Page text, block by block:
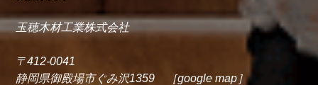
玉穂木材工業株式会社
〒412-0041
静岡県御殿場市ぐみ沢1359 ［google map］